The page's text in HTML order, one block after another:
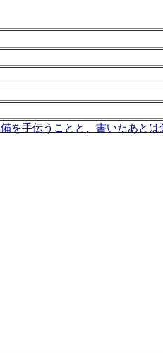
を手伝うことと、書いたあとは